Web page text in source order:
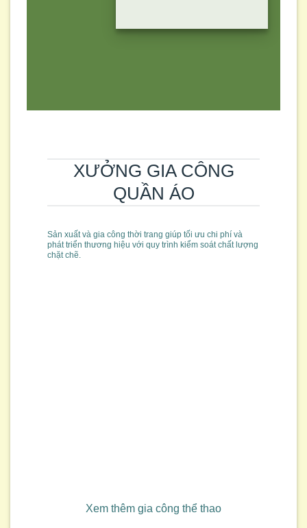
XƯỞNG GIA CÔNG
QUẦN ÁO
Sản xuất và gia công thời trang giúp tối ưu chi phí và
phát triển thương hiệu với quy trình kiểm soát chất lượng
chặt chẽ.
Xem thêm gia công thể thao